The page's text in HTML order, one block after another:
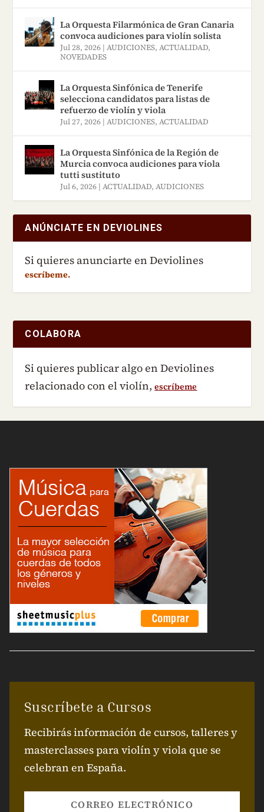
La Orquesta Filarmónica de Gran Canaria
convoca audiciones para violín solista
Jul 28, 2026 |AUDICIONES,ACTUALIDAD,
NOVEDADES
La Orquesta Sinfónica de Tenerife
selecciona candidatos para listas de
refuerzo de violín y viola
Jul 27, 2026 |AUDICIONES,ACTUALIDAD
La Orquesta Sinfónica de la Región de
Murcia convoca audiciones para viola
tutti sustituto
Jul 6, 2026 |ACTUALIDAD,AUDICIONES
ANÚNCIATE EN DEVIOLINES
Si quieres anunciarte en Deviolines
escríbeme.
COLABORA
Si quieres publicar algo en Deviolines
relacionado con el violín,escríbeme
Suscríbete a Cursos
Recibirás información de cursos, talleres y
masterclasses para violín y viola que se
celebran en España.